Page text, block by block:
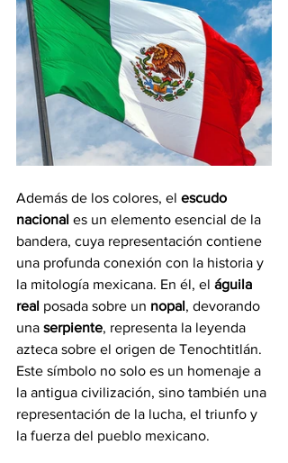
Además de los colores, el escudo
nacional es un elemento esencial de la
bandera, cuya representación contiene
una profunda conexión con la historia y
la mitología mexicana. En él, el águila
real posada sobre un nopal, devorando
una serpiente, representa la leyenda
azteca sobre el origen de Tenochtitlán.
Este símbolo no solo es un homenaje a
la antigua civilización, sino también una
representación de la lucha, el triunfo y
la fuerza del pueblo mexicano.